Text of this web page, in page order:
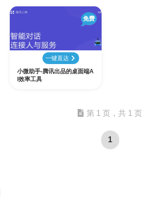
免费
一键直达
小微助手-腾讯出品的桌面端A
I效率工具
第 1 页，共 1 页
1